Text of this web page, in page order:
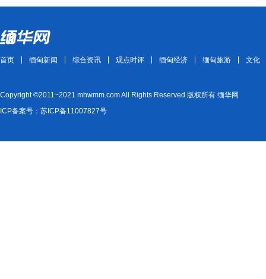
首页 缅甸新闻 综合资讯 观点时评 缅甸经济 缅甸旅游 文化
Copyright ©2011~2021 mhwmm.com All Rights Reserved 版权所有 缅华网
ICP备案号：苏ICP备11007827号